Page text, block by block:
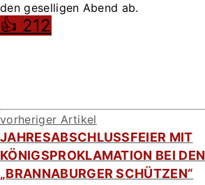
den geselligen Abend ab.
👍 212
vorheriger Artikel
JAHRESABSCHLUSSFEIER MIT
KÖNIGSPROKLAMATION BEI DEN
„BRANNABURGER SCHÜTZEN“